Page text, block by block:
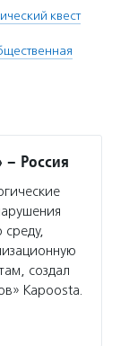
квест
– Россия
создал
Kapoosta.